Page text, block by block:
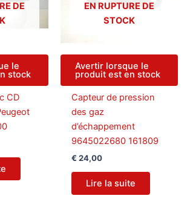
DE
le
stock
CD
EN RUPTURE DE
STOCK
Avertir lorsque le
produit est en stock
Capteur de pression
des gaz
d’échappement
9645022680 161809
€ 24,00
Lire la suite